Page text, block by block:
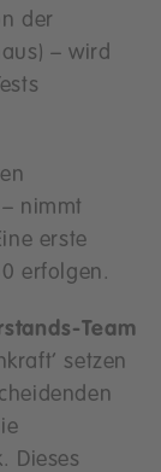
der
– wird
nimmt
erste
erfolgen.
Team
setzen
Dieses